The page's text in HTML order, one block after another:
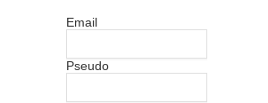
Email
Pseudo